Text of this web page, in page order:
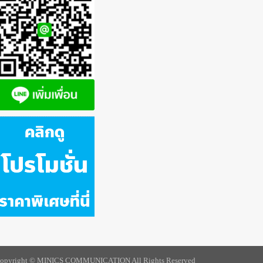
© MINICS COMMUNICATION All Rights Reserved